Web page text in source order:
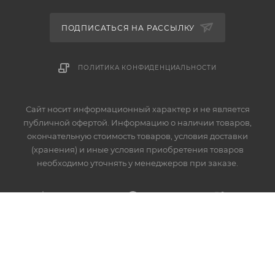
ПОДПИСАТЬСЯ НА РАССЫЛКУ
ПОЛИТИКА КОНФИДЕНЦИАЛЬНОСТИ
Сайт носит информационный характер и не является
публичной офертой. Информацию о наличии товаров,
окончательную стоимость товаров, условия доставки
(хранения) и иные условия приобретения товаров
необходимо уточнять у менеджеров при заказе.